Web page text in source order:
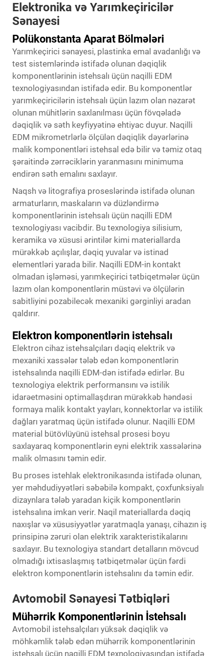
Elektronika və Yarımkeçiricilər
Sənayesi
Polükonstanta Aparat Bölmələri
Yarımkeçirici sənayesi, plastinka emal avadanlığı və
test sistemlərində istifadə olunan dəqiqlik
komponentlərinin istehsalı üçün naqilli EDM
texnologiyasından istifadə edir. Bu komponentlər
yarımkeçiricilərin istehsalı üçün lazım olan nəzarət
olunan mühitlərin saxlanılması üçün fövqəladə
dəqiqlik və səth keyfiyyətinə ehtiyac duyur. Naqilli
EDM mikrometrlərlə ölçülən dəqiqlik dəyərlərinə
malik komponentləri istehsal edə bilir və təmiz otaq
şəraitində zərrəciklərin yaranmasını minimuma
endirən səth emalını saxlayır.
Naqsh və litografiya proseslərində istifadə olunan
armaturların, maskaların və düzləndirmə
komponentlərinin istehsalı üçün naqilli EDM
texnologiyası vacibdir. Bu texnologiya silisium,
keramika və xüsusi ərintilər kimi materiallarda
mürəkkəb açılışlar, dəqiq yuvalar və istinad
elementləri yarada bilir. Naqilli EDM-in kontakt
olmadan işləməsi, yarımkeçirici tətbiqetmələr üçün
lazım olan komponentlərin müstəvi və ölçülərin
sabitliyini pozabilecək mexaniki gərginliyi aradan
qaldırır.
Elektron komponentlərin istehsalı
Elektron cihaz istehsalçıları dəqiq elektrik və
mexaniki xassələr tələb edən komponentlərin
istehsalında naqilli EDM-dən istifadə edirlər. Bu
texnologiya elektrik performansını və istilik
idarəetməsini optimallaşdıran mürəkkəb həndəsi
formaya malik kontakt yayları, konnektorlar və istilik
dağları yaratmaq üçün istifadə olunur. Naqilli EDM
material bütövlüyünü istehsal prosesi boyu
saxlayaraq komponentlərin eyni elektrik xassələrinə
malik olmasını təmin edir.
Bu proses istehlak elektronikasında istifadə olunan,
yer məhdudiyyətləri səbəbilə kompakt, çoxfunksiyalı
dizaynlara tələb yaradan kiçik komponentlərin
istehsalına imkan verir. Naqil materiallarda dəqiq
naxışlar və xüsusiyyətlər yaratmaqla yanaşı, cihazın iş
prinsipinə zəruri olan elektrik xarakteristikalarını
saxlayır. Bu texnologiya standart detalların mövcud
olmadığı ixtisaslaşmış tətbiqetmələr üçün fərdi
elektron komponentlərin istehsalını da təmin edir.
Avtomobil Sənayesi Tətbiqləri
Mühərrik Komponentlərinin İstehsalı
Avtomobil istehsalçıları yüksək dəqiqlik və
möhkəmlik tələb edən mühərrik komponentlərinin
istehsalı üçün naqilli EDM texnologiyasından istifadə